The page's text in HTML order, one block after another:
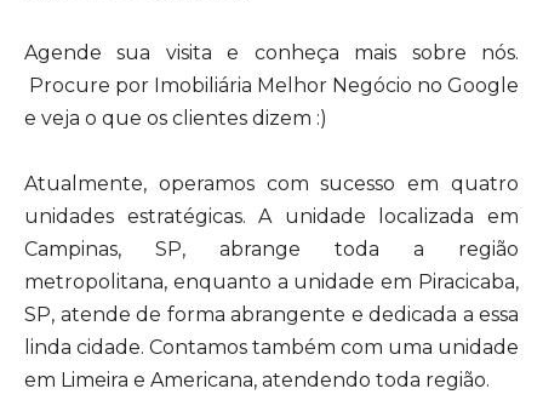
Agende sua visita e conheça mais sobre nós.
Procure por Imobiliária Melhor Negócio no Google
e veja o que os clientes dizem :)
Atualmente, operamos com sucesso em quatro
unidades estratégicas. A unidade localizada em
Campinas, SP, abrange toda a região
metropolitana, enquanto a unidade em Piracicaba,
SP, atende de forma abrangente e dedicada a essa
linda cidade. Contamos também com uma unidade
em Limeira e Americana, atendendo toda região.